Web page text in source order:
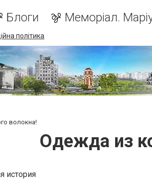
Блоги Меморіал.
політика
волокна!
Одежда из
история